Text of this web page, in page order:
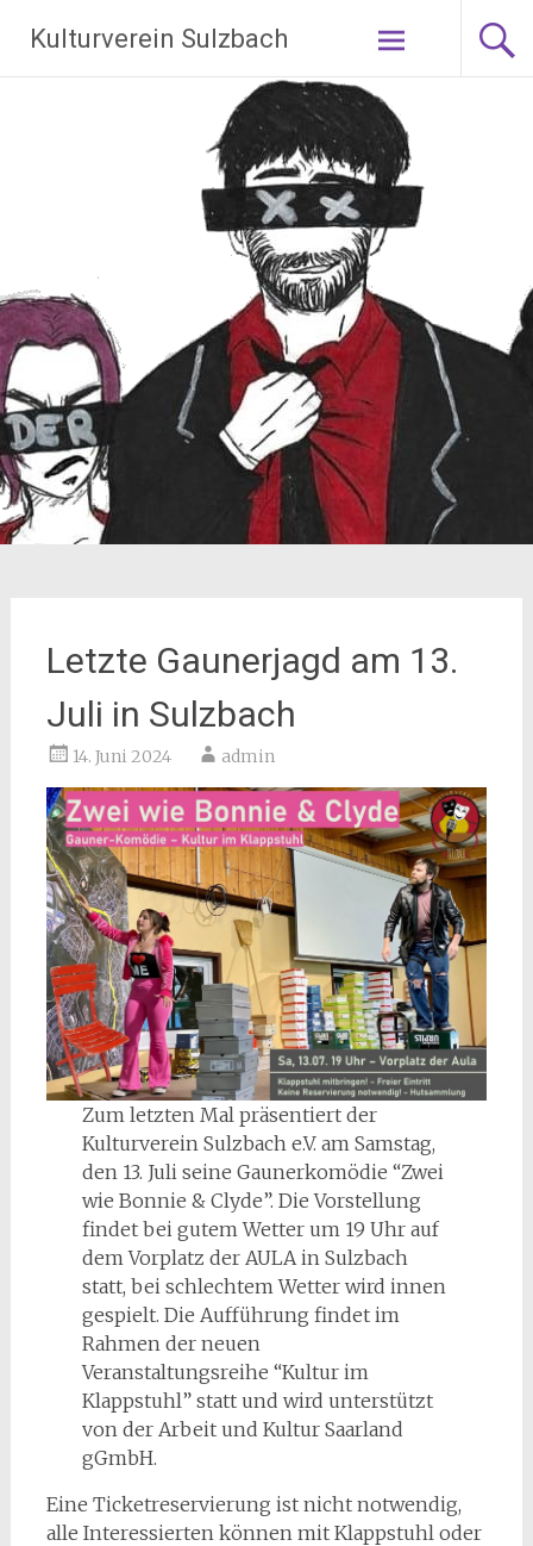
Inhalt
springen
Kulturverein Sulzbach
Letzte Gaunerjagd am 13.
Juli in Sulzbach
14. Juni 2024 admin
Zum letzten Mal präsentiert der
Kulturverein Sulzbach e.V. am Samstag,
den 13. Juli seine Gaunerkomödie “Zwei
wie Bonnie & Clyde”. Die Vorstellung
findet bei gutem Wetter um 19 Uhr auf
dem Vorplatz der AULA in Sulzbach
statt, bei schlechtem Wetter wird innen
gespielt. Die Aufführung findet im
Rahmen der neuen
Veranstaltungsreihe “Kultur im
Klappstuhl” statt und wird unterstützt
von der Arbeit und Kultur Saarland
gGmbH.
Eine Ticketreservierung ist nicht notwendig,
alle Interessierten können mit Klappstuhl oder